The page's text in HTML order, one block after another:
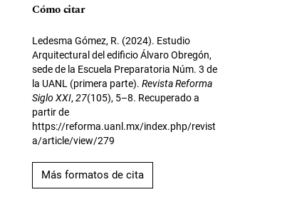
Cómo citar
Ledesma Gómez, R. (2024). Estudio
Arquitectural del edificio Álvaro Obregón,
sede de la Escuela Preparatoria Núm. 3 de
la UANL (primera parte).Revista Reforma
Siglo XXI,27(105), 5–8. Recuperado a
partir de
https://reforma.uanl.mx/index.php/revist
a/article/view/279
Más formatos de cita